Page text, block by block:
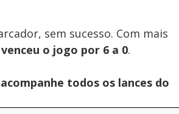
sem sucesso. Com mais
o jogo por 6 a 0.
todos os lances do